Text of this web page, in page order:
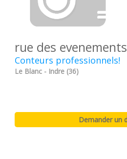
rue des evenements
Conteurs professionnels!
Le Blanc - Indre (36)